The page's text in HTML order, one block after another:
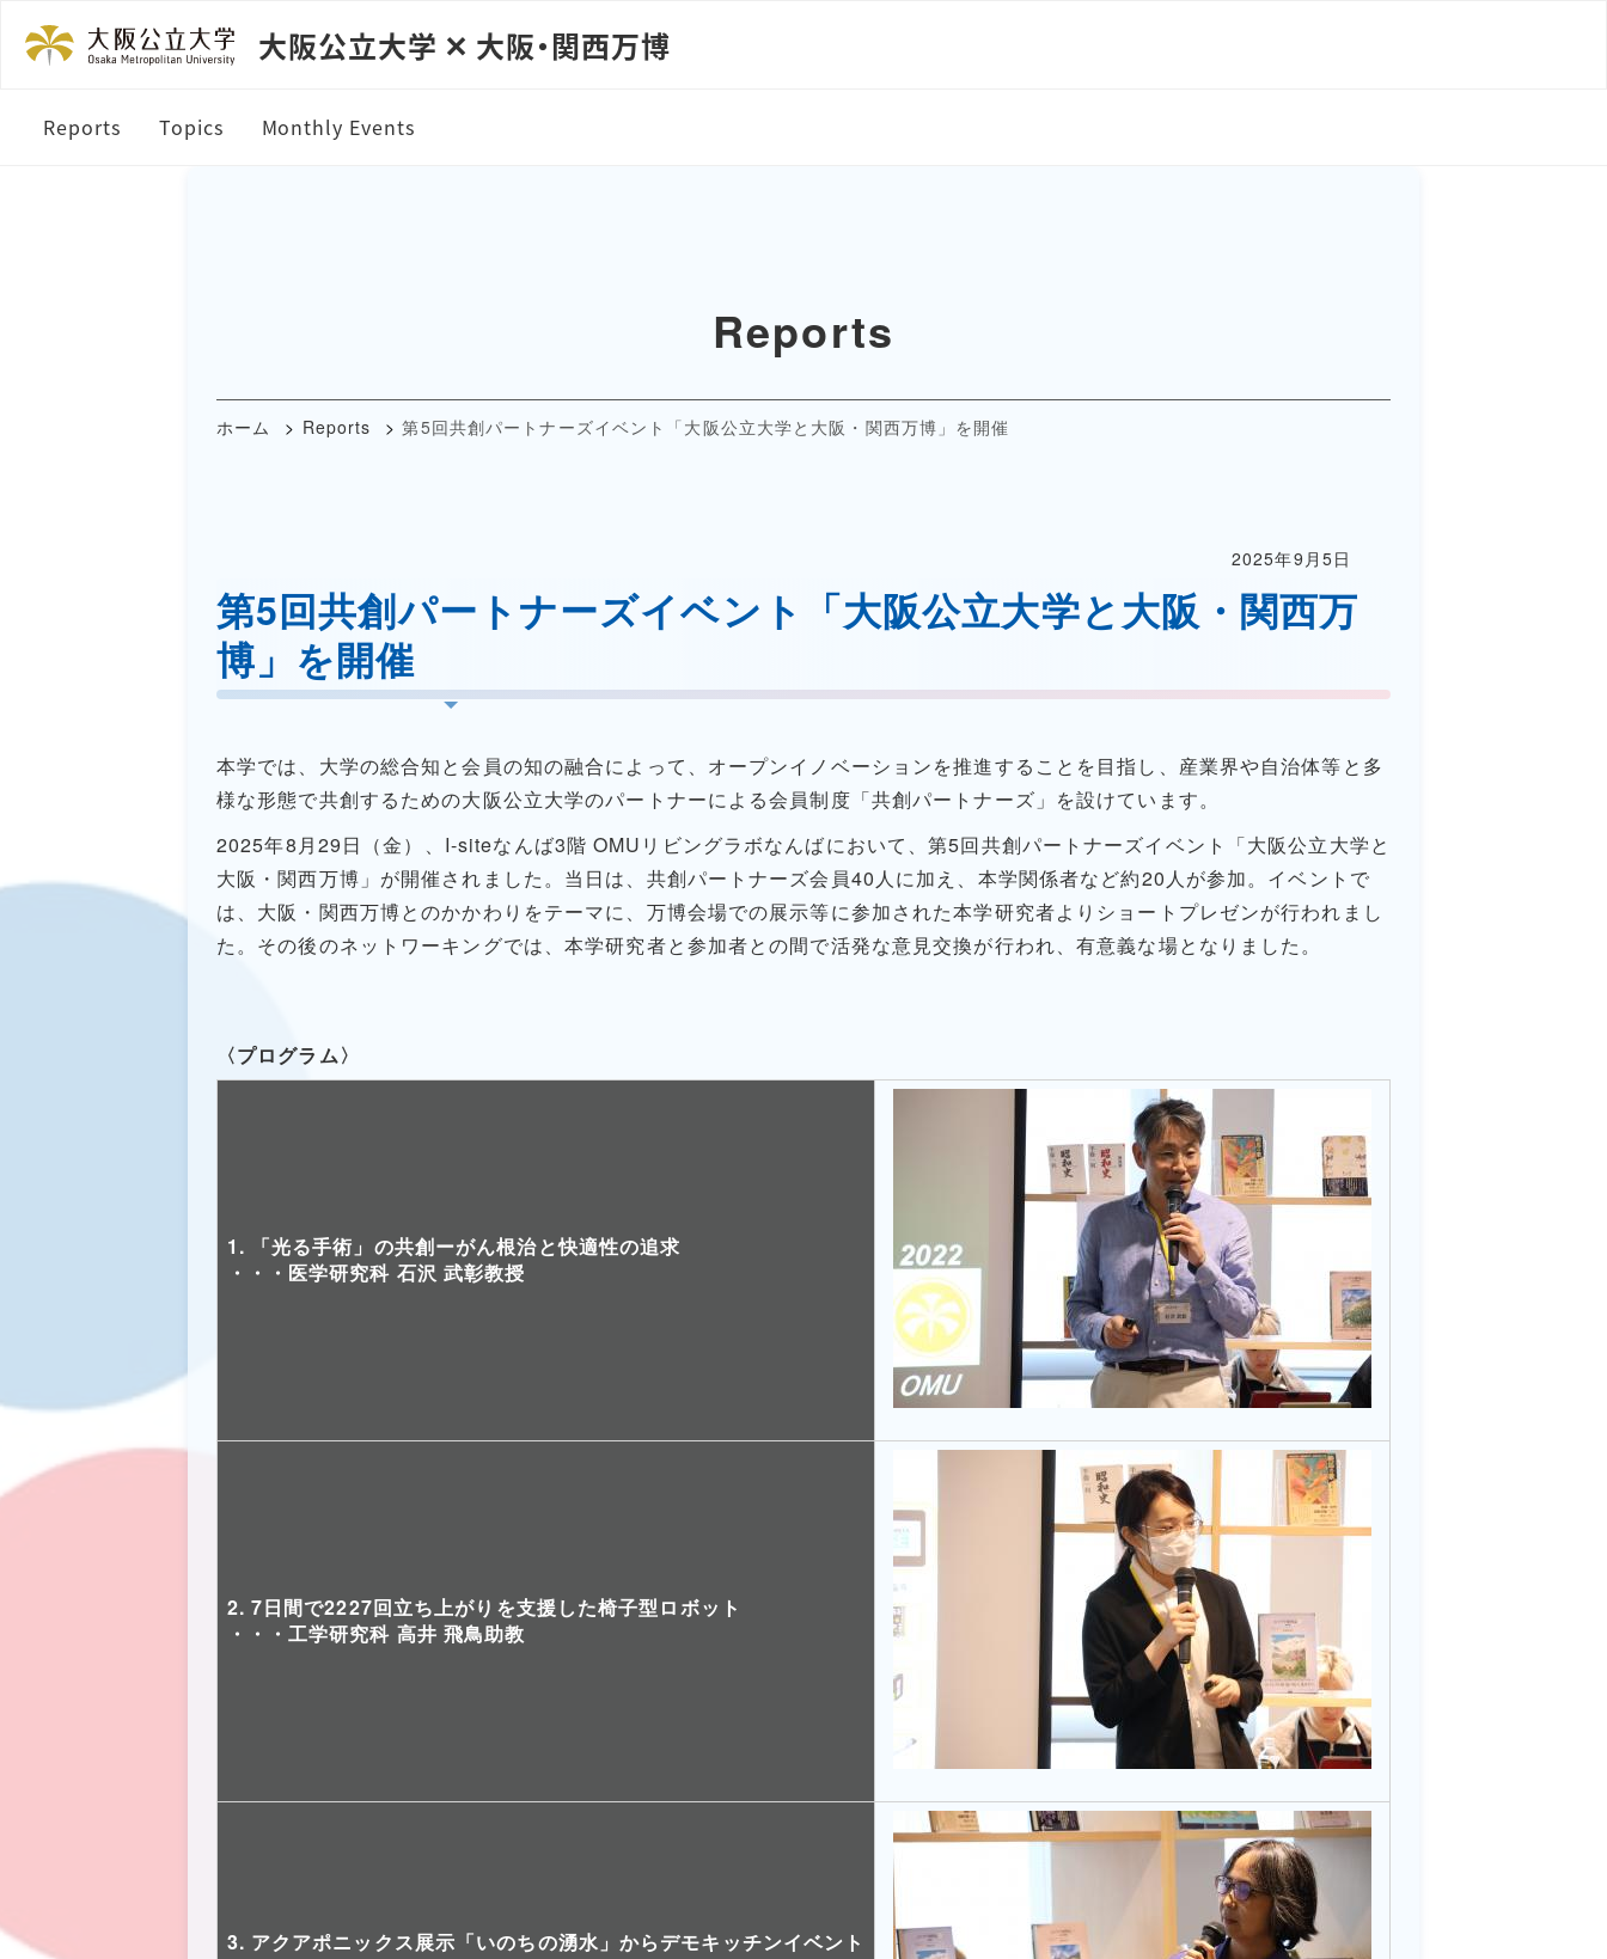
大阪公立大学 ✕ 大阪・関西万博
Reports Topics Monthly Events
Reports
ホーム Reports 第5回共創パートナーズイベント「大阪公立大学と大阪・関西万博」を開催
2025年9月5日
第5回共創パートナーズイベント「大阪公立大学と大阪・関西万
博」を開催
本学では、大学の総合知と会員の知の融合によって、オープンイノベーションを推進することを目指し、産業界や自治体等と多
様な形態で共創するための大阪公立大学のパートナーによる会員制度「共創パートナーズ」を設けています。
2025年8月29日（金）、I-siteなんば3階 OMUリビングラボなんばにおいて、第5回共創パートナーズイベント「大阪公立大学と
大阪・関西万博」が開催されました。当日は、共創パートナーズ会員40人に加え、本学関係者など約20人が参加。イベントで
は、大阪・関西万博とのかかわりをテーマに、万博会場での展示等に参加された本学研究者よりショートプレゼンが行われまし
た。その後のネットワーキングでは、本学研究者と参加者との間で活発な意見交換が行われ、有意義な場となりました。
〈プログラム〉
1. 「光る手術」の共創ーがん根治と快適性の追求
・・・医学研究科 石沢 武彰教授
2. 7日間で2227回立ち上がりを支援した椅子型ロボット
・・・工学研究科 高井 飛鳥助教
3. アクアポニックス展示「いのちの湧水」からデモキッチンイベント